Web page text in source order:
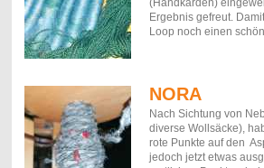
Ergebnis gefreut.
Loop noch einen
NORA
Nach Sichtung von
diverse Wollsäcke),
rote Punkte auf den
jedoch jetzt etwas